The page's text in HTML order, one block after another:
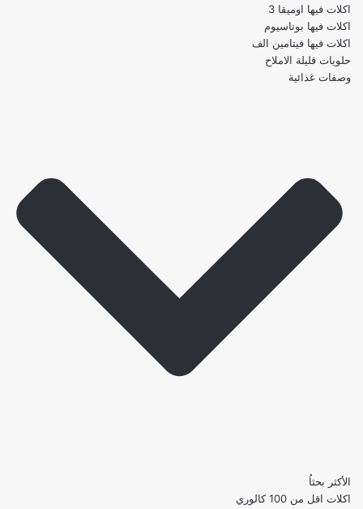
اكلات فيها اوميقا 3
اكلات فيها بوتاسيوم
اكلات فيها فيتامين الف
حلويات قليلة الاملاح
وصفات غذائية
الأكثر بحثاُ
اكلات اقل من 100 كالوري